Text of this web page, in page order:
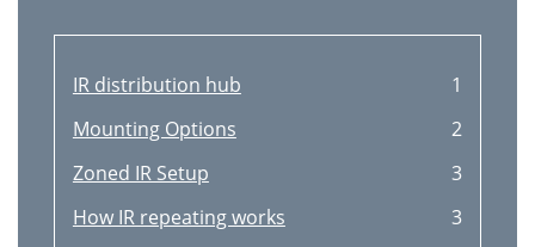
IR distribution hub
1
Mounting Options
2
Zoned IR Setup
3
How IR repeating works
3